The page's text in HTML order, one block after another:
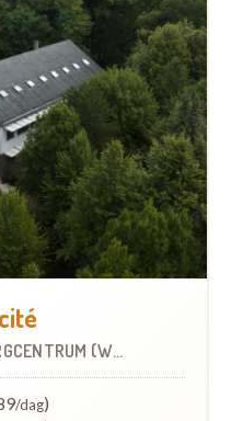
(WZC)
/dag)